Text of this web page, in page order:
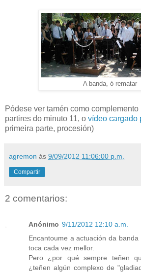
A banda, ó rematar
Pódese ver tamén como
partires do minuto 11, o vídeo cargado
primeira parte, procesión)
agremon ás 9/09/2012 11:06:00 p.m.
Compartir
2 comentarios:
Anónimo 9/11/2012 12:10 a.m.
Encantoume a actuación da
toca cada vez mellor.
Pero ¿por qué sempre teñen
¿teñen algún complexo de